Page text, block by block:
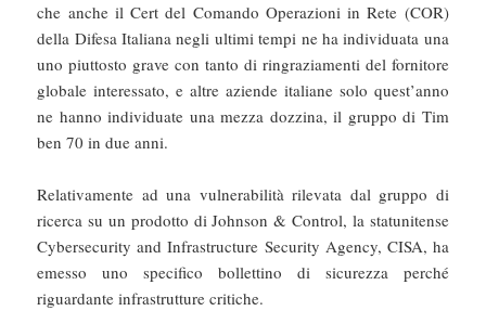
che anche il Cert del Comando Operazioni in Rete (COR)
della Difesa Italiana negli ultimi tempi ne ha individuata una
uno piuttosto grave con tanto di ringraziamenti del fornitore
globale interessato, e altre aziende italiane solo quest’anno
ne hanno individuate una mezza dozzina, il gruppo di Tim
ben 70 in due anni.
Relativamente ad una vulnerabilità rilevata dal gruppo di
ricerca su un prodotto di Johnson & Control, la statunitense
Cybersecurity and Infrastructure Security Agency, CISA, ha
emesso uno specifico bollettino di sicurezza perché
riguardante infrastrutture critiche.